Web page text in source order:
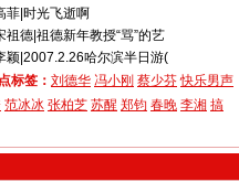
菲| 时光飞逝啊
祖德| 祖德新年教授“骂”的艺
颖| 2007.2.26哈尔滨半日游(
标签： 刘德华 冯小刚 蔡少芬 快乐男声
范冰冰 张柏芝 苏醒 郑钧 春晚 李湘 搞